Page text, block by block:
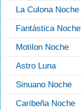
La Culona Noche
Fantástica Noche
Motilon Noche
Astro Luna
Sinuano Noche
Caribeña Noche